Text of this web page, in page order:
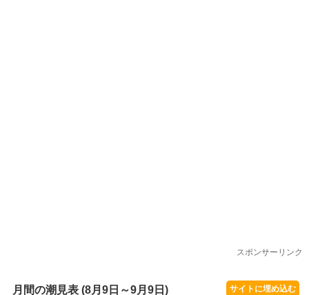
スポンサーリンク
月間の潮見表 (8月9日～9月9日) サイトに埋め込む